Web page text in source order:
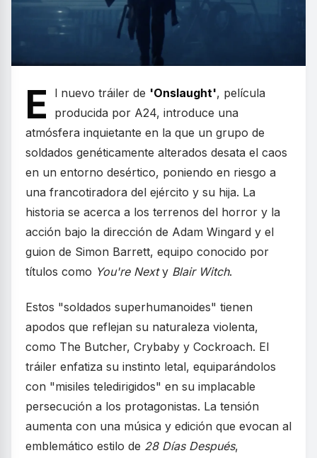
E l nuevo tráiler de 'Onslaught', película
producida por A24, introduce una
atmósfera inquietante en la que un grupo de
soldados genéticamente alterados desata el caos
en un entorno desértico, poniendo en riesgo a
una francotiradora del ejército y su hija. La
historia se acerca a los terrenos del horror y la
acción bajo la dirección de Adam Wingard y el
guion de Simon Barrett, equipo conocido por
títulos como You're Nexty Blair Witch.
Estos "soldados superhumanoides" tienen
apodos que reflejan su naturaleza violenta,
como The Butcher, Crybaby y Cockroach. El
tráiler enfatiza su instinto letal, equiparándolos
con "misiles teledirigidos" en su implacable
persecución a los protagonistas. La tensión
aumenta con una música y edición que evocan al
emblemático estilo de 28 Días Después,